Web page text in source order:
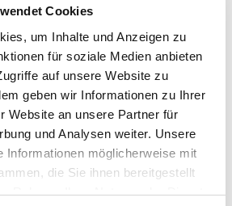
Cookies
um Inhalte und Anzeigen zu
für soziale Medien anbieten
auf unsere Website zu
geben wir Informationen zu Ihrer
Website an unsere Partner für
und Analysen weiter. Unsere
Informationen möglicherweise mit
die Sie ihnen bereitgestellt
Rahmen Ihrer Nutzung der Dienste
ABO49.215
AMG Line
10/2026
SUV/​Geländewagen/​
Pickup
Sportwagen/​Coupé
180 kW (245 PS)